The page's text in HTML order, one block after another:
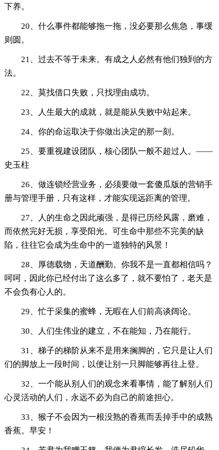
下养。
20、什么事件都能够拖一拖，没必要那么焦急，事缓
则圆。
21、过去不等于未来。有成之人必然有他们独到的方
法。
22、莫找借口失败，只找理由成功。
23、人生最大的成就，就是能从失败中站起来。
24、你的命运取决于你做出决定的那一刻。
25、要重视建设团队，核心团队一般不超过人。——
史玉柱
26、做连锁经营业务，必须要做一套傻瓜版的营销手
册与管理手册，只有这样，才能实现远距离的管理。
27、人的生命之因此顽强，是得已历经风露，磨难，
而依然完好无损，享受阳光。可生命中那些不完美的缺
陷，往往它会成为生命中的一道独特的风景！
28、厚德载物，天道酬勤。你我不是一直都相信吗？
呵呵，因此你已经付出了这么多了，就不要怕了，老天是
不会负有心人的。
29、忙于采集的蜜蜂，无暇在人们前高谈阔论。
30、人们生伟业的建立，不在能知，乃在能行。
31、梯子的梯阶从来不是用来搁脚的，它只是让人们
们的脚放上一段时间，以便让别一只脚能够再往上登。
32、一个能从别人们的观念来看事情，能了解别人们
心灵活动的人们，永远不必为自己的前途担心。
33、猴子不会因为一根没熟的香蕉而丢掉手中的成熟
香蕉。早安！